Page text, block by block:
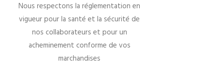
Nous respectons la réglementation en
vigueur pour la santé et la sécurité de
nos collaborateurs et pour un
acheminement conforme de vos
marchandises